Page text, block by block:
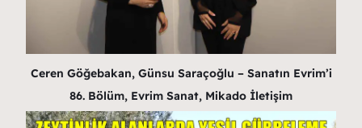
Ceren Göğebakan, Günsu Saraçoğlu – Sanatın Evrim’i
86. Bölüm, Evrim Sanat, Mikado İletişim